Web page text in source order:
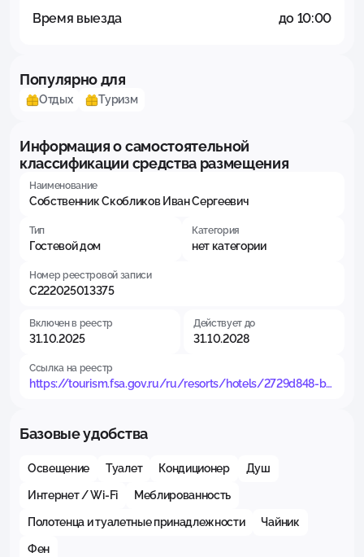
Время выезда до 10:00
Популярно для
Отдых Туризм
Информация о самостоятельной
классификации средства размещения
Наименование
Собственник Скобликов Иван Сергеевич
Тип
Гостевой дом
Категория
нет категории
Номер реестровой записи
С222025013375
Включен в реестр
31.10.2025
Действует до
31.10.2028
Ссылка на реестр
https://tourism.fsa.gov.ru/ru/resorts/hotels/2729d848-b6
Базовые удобства
Освещение Туалет Кондиционер Душ
Интернет / Wi-Fi Меблированность
Полотенца и туалетные принадлежности Чайник
Фен